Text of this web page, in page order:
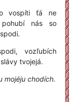
vospíti ťá ne
nás so
vozľubích
tvojejá.
mojéju chodích.